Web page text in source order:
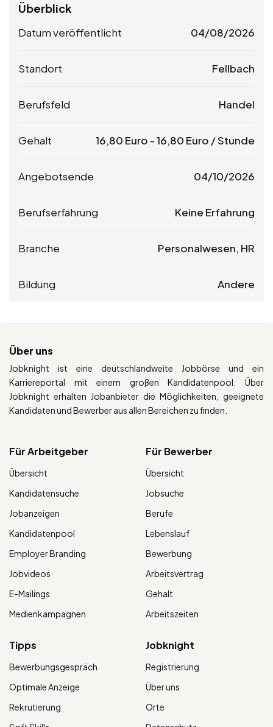
Überblick
Datum veröffentlicht 04/08/2026
Standort Fellbach
Berufsfeld Handel
Gehalt 16,80 Euro -16,80 Euro / Stunde
Angebotsende 04/10/2026
Berufserfahrung Keine Erfahrung
Branche Personalwesen, HR
Bildung Andere
Über uns
Jobknight ist eine deutschlandweite Jobbörse und ein
Karriereportal mit einem großen Kandidatenpool. Über
Jobknight erhalten Jobanbieter die Möglichkeiten, geeignete
Kandidaten und Bewerber aus allen Bereichen zu finden.
Für Arbeitgeber
Übersicht
Kandidatensuche
Jobanzeigen
Kandidatenpool
Employer Branding
Jobvideos
E-Mailings
Medienkampagnen
Für Bewerber
Übersicht
Jobsuche
Berufe
Lebenslauf
Bewerbung
Arbeitsvertrag
Gehalt
Arbeitszeiten
Tipps
Bewerbungsgespräch
Optimale Anzeige
Rekrutierung
Jobknight
Registrierung
Über uns
Orte